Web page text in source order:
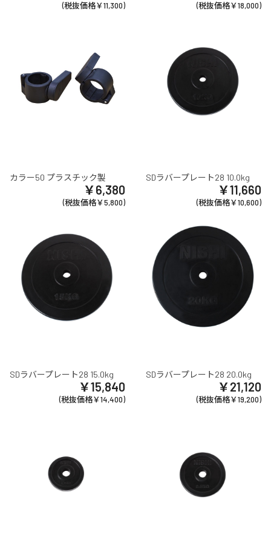
(税抜価格￥11,300) (税抜価格￥18,000)
カラー50 プラスチック製
￥6,380
(税抜価格￥5,800)
SDラバープレート28 10.0kg
￥11,660
(税抜価格￥10,600)
SDラバープレート28 15.0kg
￥15,840
(税抜価格￥14,400)
SDラバープレート28 20.0kg
￥21,120
(税抜価格￥19,200)